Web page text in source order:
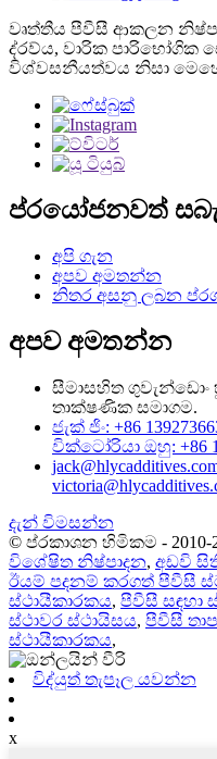
වෘත්තීය පීවීසී ආකලන
ද්රව්ය, වාරික පාරිභෝගික
විශ්වසනීයත්වය නිසා
ප්රයෝජනවත්
අපි ගැන
අපව අමතන්න
නිතර අසනු ලබන
අපව අමතන්න
සීමාසහිත
තාක්ෂණික සමාගම.
ජැක් ජිං: +86
වික්ටෝරියා ඔහු: +86
දැන් විමසන්න
© ප්රකාශන හිමිකම -
විශේෂිත නිෂ්පාදන, අඩවි
ඊයම් පදනම් කරගත් පීවීසී
ස්ථායීකාරකය, පීවීසී සඳහා
ස්ථාවර ස්ථායිසය, පීවීසී
ස්ථායීකාරකය,
විද්යුත් තැපෑල යවන්න
x